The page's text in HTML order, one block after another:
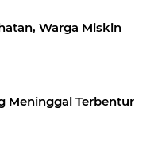
Warga Miskin
Meninggal Terbentur